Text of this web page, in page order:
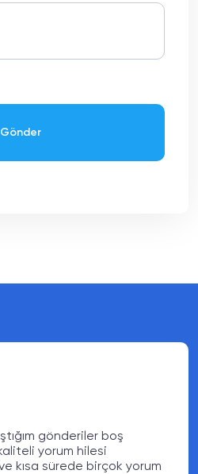
Gönder
Resimlerime kimse yorum
güvenilir yorum hilesi
içeriklerim çok daha fazla